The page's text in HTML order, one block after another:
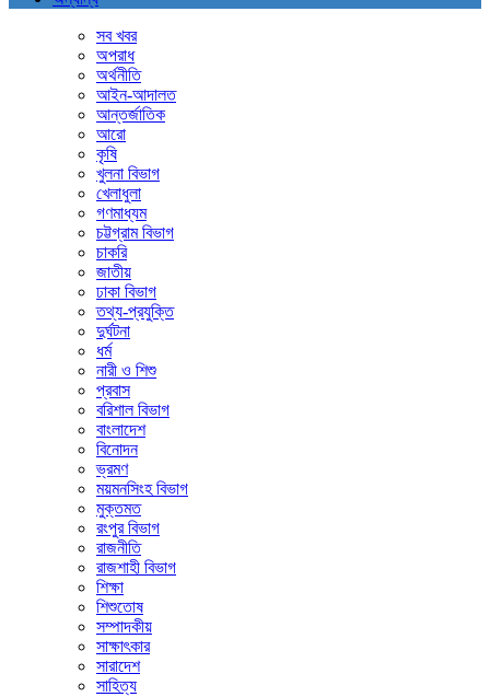
সব খবর
অপরাধ
অর্থনীতি
আইন-আদালত
আন্তর্জাতিক
আরো
কৃষি
খুলনা বিভাগ
খেলাধুলা
গণমাধ্যম
চট্টগ্রাম বিভাগ
চাকরি
জাতীয়
ঢাকা বিভাগ
তথ্য-প্রযুক্তি
দুর্ঘটনা
ধর্ম
নারী ও শিশু
প্রবাস
বরিশাল বিভাগ
বাংলাদেশ
বিনোদন
ভ্রমণ
ময়মনসিংহ বিভাগ
মুক্তমত
রংপুর বিভাগ
রাজনীতি
রাজশাহী বিভাগ
শিক্ষা
শিশুতোষ
সম্পাদকীয়
সাক্ষাৎকার
সারাদেশ
সাহিত্য